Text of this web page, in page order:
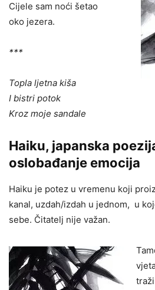
Cijele sam noći šetao
oko jezera.
***
Topla ljetna kiša
I bistri potok
Kroz moje sandale
Haiku, japanska
oslobađanje emocija
Haiku je potez u vremenu koji
kanal, uzdah/izdah u jednom, u
sebe. Čitatelj nije važan.